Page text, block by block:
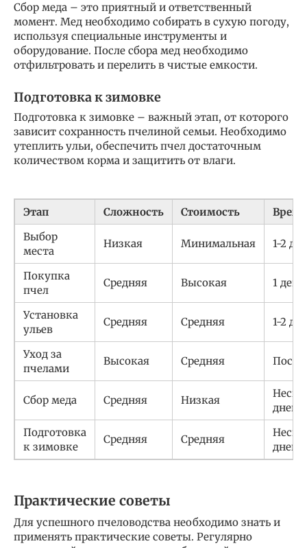
Сбор меда – это приятный и ответственный
момент. Мед необходимо собирать в сухую погоду,
используя специальные инструменты и
оборудование. После сбора мед необходимо
отфильтровать и перелить в чистые емкости.
Подготовка к зимовке
Подготовка к зимовке – важный этап, от которого
зависит сохранность пчелиной семьи. Необходимо
утеплить ульи, обеспечить пчел достаточным
количеством корма и защитить от влаги.
Этап Сложность Стоимость
Время
Выбор
места
Низкая Минимальная 1-2
Покупка
пчел
Средняя Высокая 1 день
Установка
ульев
Средняя Средняя 1-2
Уход за
пчелами
Высокая Средняя
Сбор меда Средняя Низкая
дней
Подготовка
к зимовке
Средняя Средняя
дней
Практические советы
Для успешного пчеловодства необходимо знать и
применять практические советы. Регулярно